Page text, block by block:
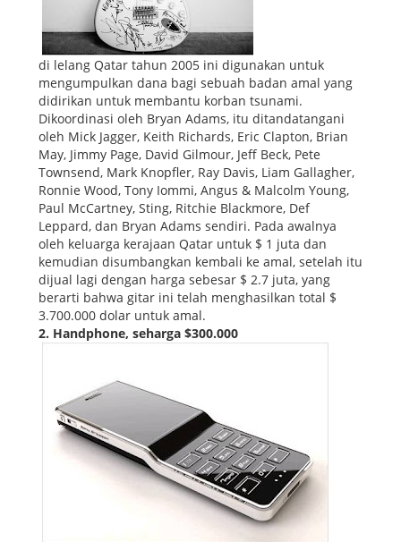
di lelang Qatar tahun 2005 ini digunakan untuk
mengumpulkan dana bagi sebuah badan amal yang
didirikan untuk membantu korban tsunami.
Dikoordinasi oleh Bryan Adams, itu ditandatangani
oleh Mick Jagger, Keith Richards, Eric Clapton, Brian
May, Jimmy Page, David Gilmour, Jeff Beck, Pete
Townsend, Mark Knopfler, Ray Davis, Liam Gallagher,
Ronnie Wood, Tony Iommi, Angus & Malcolm Young,
Paul McCartney, Sting, Ritchie Blackmore, Def
Leppard, dan Bryan Adams sendiri. Pada awalnya
oleh keluarga kerajaan Qatar untuk $ 1 juta dan
kemudian disumbangkan kembali ke amal, setelah itu
dijual lagi dengan harga sebesar $ 2.7 juta, yang
berarti bahwa gitar ini telah menghasilkan total $
3.700.000 dolar untuk amal.
2. Handphone, seharga $300.000